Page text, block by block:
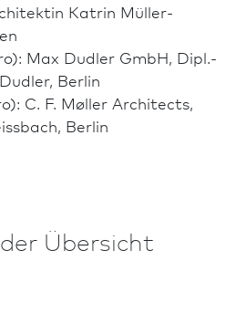
Katrin Müller-
Max Dudler GmbH, Dipl.-
Berlin
C. F. Møller Architects,
Berlin
Übersicht